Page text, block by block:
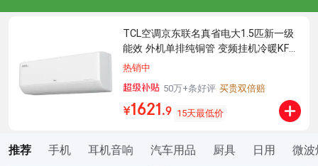
TCL空调京东联名真省电大1.5匹新一级
能效 外机单排纯铜管 变频挂机冷暖KFR-
35GW/JD21+B1国家补贴
热销中
￥1621 .9 15天最低价
50万+条好评 买贵双倍赔
推荐 手机 耳机音响 汽车用品 厨具 日用 微